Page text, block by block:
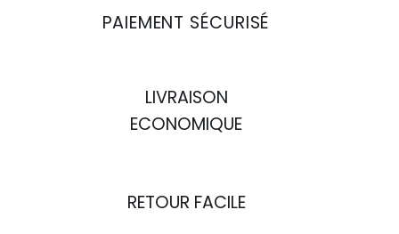
PAIEMENT SÉCURISÉ
LIVRAISON
ECONOMIQUE
RETOUR FACILE